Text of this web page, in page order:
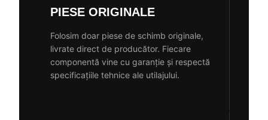
PIESE ORIGINALE
Folosim doar piese de schimb originale,
livrate direct de producător. Fiecare
componentă vine cu garanție și respectă
specificațiile tehnice ale utilajului.